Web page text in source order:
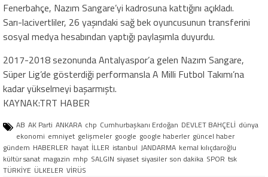
Fenerbahçe, Nazım Sangare’yi kadrosuna kattığını açıkladı.
Sarı-lacivertliler, 26 yaşındaki sağ bek oyuncusunun transferini
sosyal medya hesabından yaptığı paylaşımla duyurdu.
2017-2018 sezonunda Antalyaspor’a gelen Nazım Sangare,
Süper Lig’de gösterdiği performansla A Milli Futbol Takımı’na
kadar yükselmeyi başarmıştı.
KAYNAK:TRT HABER
AB AK Parti ANKARA chp Cumhurbaşkanı Erdoğan DEVLET BAHÇELİ dünya
ekonomi emniyet gelişmeler google google haberler güncel haber
gündem HABERLER hayat İLLER istanbul JANDARMA kemal kılıçdaroğlu
kültür sanat magazin mhp SALGIN siyaset siyasiler son dakika SPOR tsk
TÜRKİYE ÜLKELER VİRÜS